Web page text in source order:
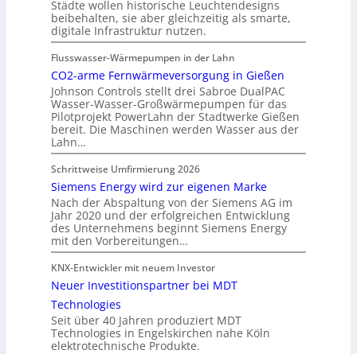
Städte wollen historische Leuchtendesigns
beibehalten, sie aber gleichzeitig als smarte,
digitale Infrastruktur nutzen.
Flusswasser-Wärmepumpen in der Lahn
CO2-arme Fernwärmeversorgung in Gießen
Johnson Controls stellt drei Sabroe DualPAC
Wasser-Wasser-Großwärmepumpen für das
Pilotprojekt PowerLahn der Stadtwerke Gießen
bereit. Die Maschinen werden Wasser aus der
Lahn…
Schrittweise Umfirmierung 2026
Siemens Energy wird zur eigenen Marke
Nach der Abspaltung von der Siemens AG im
Jahr 2020 und der erfolgreichen Entwicklung
des Unternehmens beginnt Siemens Energy
mit den Vorbereitungen…
KNX-Entwickler mit neuem Investor
Neuer Investitionspartner bei MDT
Technologies
Seit über 40 Jahren produziert MDT
Technologies in Engelskirchen nahe Köln
elektrotechnische Produkte.